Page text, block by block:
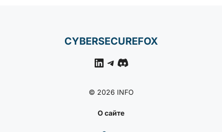
Windows
НОВОСТИ
Уязвимость В Прошивке
— Связь С Кражей $70